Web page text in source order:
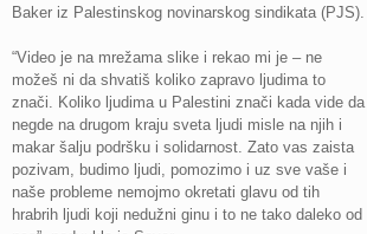
Baker iz Palestinskog novinarskog sindikata (PJS).
“Video je na mrežama slike i rekao mi je – ne
možeš ni da shvatiš koliko zapravo ljudima to
znači. Koliko ljudima u Palestini znači kada vide da
negde na drugom kraju sveta ljudi misle na njih i
makar šalju podršku i solidarnost. Zato vas zaista
pozivam, budimo ljudi, pomozimo i uz sve vaše i
naše probleme nemojmo okretati glavu od tih
hrabrih ljudi koji nedužni ginu i to ne tako daleko od